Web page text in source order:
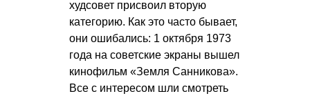
худсовет присвоил вторую
категорию. Как это часто бывает,
они ошибались: 1 октября 1973
года на советские экраны вышел
кинофильм «Земля Санникова».
Все с интересом шли смотреть